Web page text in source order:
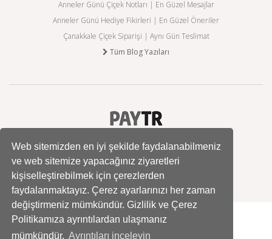
Web sitemizden en iyi şekilde faydalanabilmeniz
ve web sitemize yapacağınız ziyaretleri
kişiselleştirebilmek için çerezlerden
faydalanmaktayız. Çerez ayarlarınızı her zaman
değiştirmeniz mümkündür. Gizlilik ve Çerez
Politikamıza ayrıntılardan ulaşmanız
mümkündür. Ayrıntıları inceleyin
Anneler Günü Çiçek Notları | En Güzel Mesajlar
Anneler Günü Hediye Fikirleri | En Güzel Öneriler
Çanakkale Çiçek Siparişi | Aynı Gün Teslimat
Tüm Blog Yazıları